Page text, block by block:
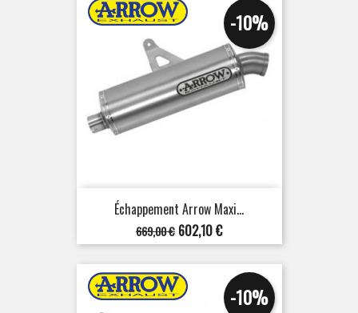
Échappement Arrow Maxi...
Prix
de
base
669,00 €
-10%
Prix
602,10 €
-10%